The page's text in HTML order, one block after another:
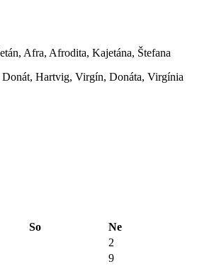
Afra, Afrodita, Kajetána, Štefana
Donát, Hartvig, Virgín, Donáta, Virgínia
So
Ne
2
9